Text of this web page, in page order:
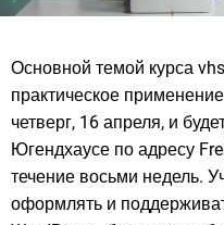
Основной темой курса
практическое
четверг, 16 апреля, и
Югендхаусе по адресу
течение восьми недель.
оформлять и